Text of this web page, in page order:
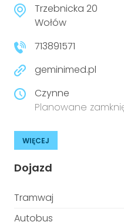
niepełnosprawnościami
Prawo
Prawa osób z
Aktualności
Urządzenia IoT
Trzebnicka 20
Wołów
713891571
geminimed.pl
Czynne
Planowane
WIĘCEJ
Dojazd
Tramwaj
Autobus